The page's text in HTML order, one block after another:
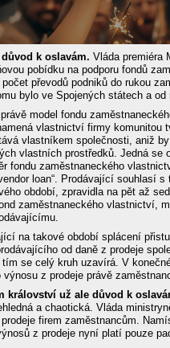
k oslavám. Vláda premiéra
pobídku na podporu fondů
převodů podniků do rukou
bylo ve Spojených státech a
model fondu
vlastnictví firmy komunitou
vlastníkem společnosti, aniž
vlastních prostředků. Jedná se
fondu zaměstnaneckého
loan“. Prodávající souhlasí
období, zpravidla na pět až
zaměstnaneckého vlastnictví,
na takové období splácení
od daně z prodeje
se celý kruh uzavírá. V
výnosu z prodeje právě
království už ale důvod k
a chaotická. Vláda
firem zaměstnancům.
z prodeje nyní platí pouze